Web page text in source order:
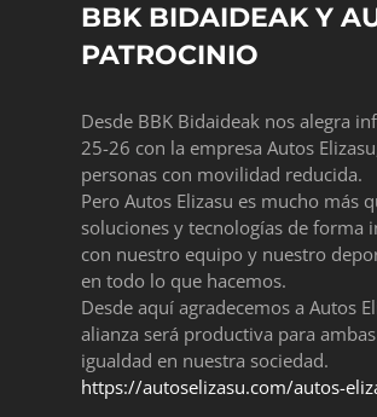
BBK BIDAIDEAK Y
PATROCINIO
Desde BBK Bidaideak nos alegra
25-26 con la empresa Autos
personas con movilidad reducida.
Pero Autos Elizasu es mucho más
soluciones y tecnologías de
con nuestro equipo y nuestro
en todo lo que hacemos.
Desde aquí agradecemos a Autos
alianza será productiva para
igualdad en nuestra sociedad.
https://autoselizasu.com/autos-